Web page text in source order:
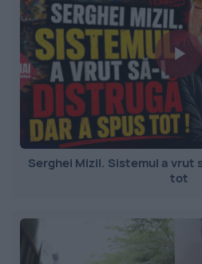
Serghei Mizil. Sistemul a vrut
tot